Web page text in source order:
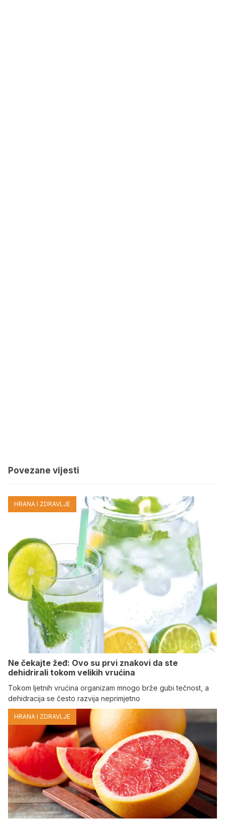
Povezane vijesti
HRANA I ZDRAVLJE
Ne čekajte žeđ: Ovo su prvi znakovi da ste
dehidrirali tokom velikih vrućina
Tokom ljetnih vrućina organizam mnogo brže gubi tečnost, a
dehidracija se često razvija neprimjetno
HRANA I ZDRAVLJE